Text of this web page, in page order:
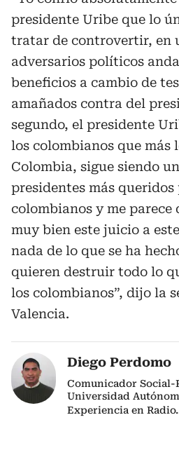
presidente Uribe que lo
tratar de controvertir, en
adversarios políticos
beneficios a cambio de
amañados contra del
segundo, el presidente
los colombianos que más
Colombia, sigue siendo
presidentes más queridos
colombianos y me parece
muy bien este juicio a
nada de lo que se ha
quieren destruir todo lo
los colombianos”, dijo la
Valencia.
Diego Perdomo
Comunicador Social-
Universidad
Experiencia en Radio